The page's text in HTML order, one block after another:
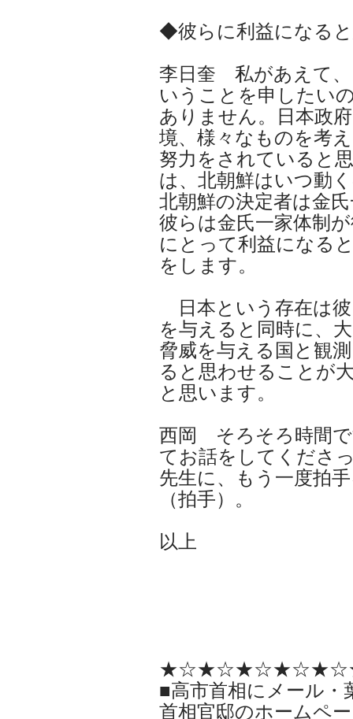
◆彼らに利益になる
李日奎 私があえて、
いうことを申したい
ありません。日本政
境、様々なものを考
努力をされていると
は、北朝鮮はいつ動
北朝鮮の決定者は金
彼らは金氏一家体制
にとって利益になる
をします。
日本という存在は
を与えると同時に、
脅威を与える国と観
ると思わせることが
と思います。
西岡 そろそろ時間で
てお話をしてくださ
先生に、もう一度拍
（拍手）。
以上
■高市首相にメール・
首相官邸のホームペ